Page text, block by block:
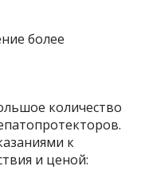
количество
к
и ценой: